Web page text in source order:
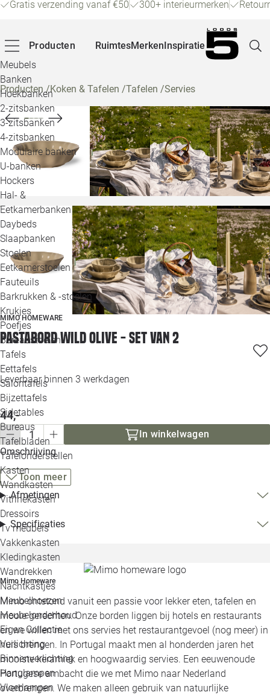
Gratis verzending vanaf €50 300+ interieurmerken
Producten
Meubels
Banken
Hoekbanken
2-zitsbanken
3-zitsbanken
4-zitsbanken
Modulaire banken
U-banken
Hockers
Hal- &
Eetkamerbanken
Daybeds
Slaapbanken
Stoelen
Eetkamerstoelen
Fauteuils
Barkrukken & -stoelen
Krukjes
Poefjes
Bureaustoelen
Tafels
Eettafels
Salontafels
Bijzettafels
Sidetables
Bureaus
Tafelbladen
Tafelonderstellen
Kasten
Wandkasten
Vitrinekasten
Dressoirs
Tv meubels
Vakkenkasten
Kledingkasten
Wandrekken
Nachtkastjes
Meubelhoezen
Meubelonderhoud
Eigen Collectie
Verlichting
Binnenverlichting
Hanglampen
Vloerlampen
RuimtesMerkenInspiratie
Producten/Koken & Tafelen /Tafelen /Servies
MIMO HOMEWARE
Pastabord Wild olive - set van 2
Leverbaar binnen 3 werkdagen
44,-
In winkelwagen
Omschrijving
Toon meer
Afmetingen
Specificaties
Mimo Homeware
Mimo ontstond vanuit een passie voor lekker eten, tafelen en
mooie gerechten. Onze borden liggen bij hotels en restaurants
en we willen met ons servies het restaurantgevoel (nog meer) in
huis brengen. In Portugal maakt men al honderden jaren het
mooiste keramiek en hoogwaardig servies. Een eeuwenoude
Portugese ambacht die we met Mimo naar Nederland
overbrengen. We maken alleen gebruik van natuurlijke